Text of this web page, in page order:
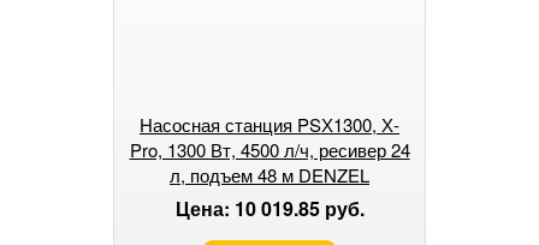
Насосная станция PSХ1300, Х-
Pro, 1300 Вт, 4500 л/ч, ресивер 24
л, подъем 48 м DENZEL
Цена: 10 019.85 руб.